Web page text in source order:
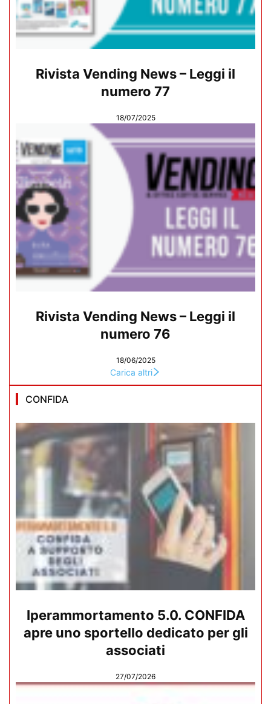
Rivista Vending News – Leggi il
numero 77
18/07/2025
Rivista Vending News – Leggi il
numero 76
18/06/2025
Carica altri
CONFIDA
Iperammortamento 5.0. CONFIDA
apre uno sportello dedicato per gli
associati
27/07/2026